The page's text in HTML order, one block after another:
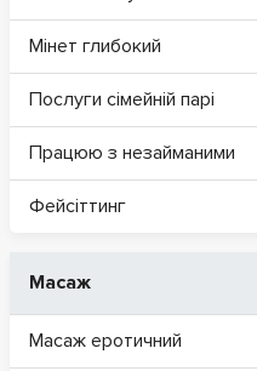
Мінет глибокий
Послуги сімейній парі
Працюю з незайманими
Фейсіттинг
Масаж
Масаж еротичний